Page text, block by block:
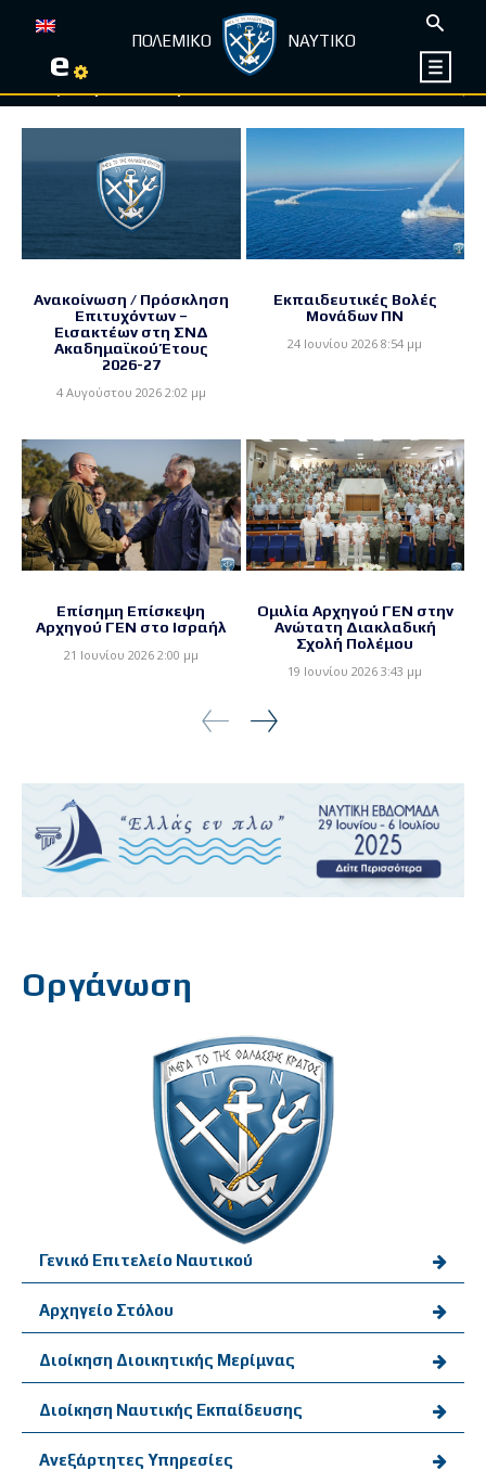
e ΠΟΛΕΜΙΚΟ ΝΑΥΤΙΚΟ
του Πολεμικού Ναυτικού κατατίθενται στο λογαριασμό
Ανακοίνωση / Πρόσκληση
Επιτυχόντων –
Εισακτέων στη ΣΝΔ
Ακαδημαϊκού Έτους
2026-27
4 Αυγούστου 2026 2:02 μμ
Εκπαιδευτικές Βολές
Μονάδων ΠΝ
24 Ιουνίου 2026 8:54 μμ
Επίσημη Επίσκεψη
Αρχηγού ΓΕΝ στο Ισραήλ
21 Ιουνίου 2026 2:00 μμ
Ομιλία Αρχηγού ΓΕΝ στην
Ανώτατη Διακλαδική
Σχολή Πολέμου
19 Ιουνίου 2026 3:43 μμ
Οργάνωση
Γενικό Επιτελείο Ναυτικού
Αρχηγείο Στόλου
Διοίκηση Διοικητικής Μερίμνας
Διοίκηση Ναυτικής Εκπαίδευσης
Ανεξάρτητες Υπηρεσίες